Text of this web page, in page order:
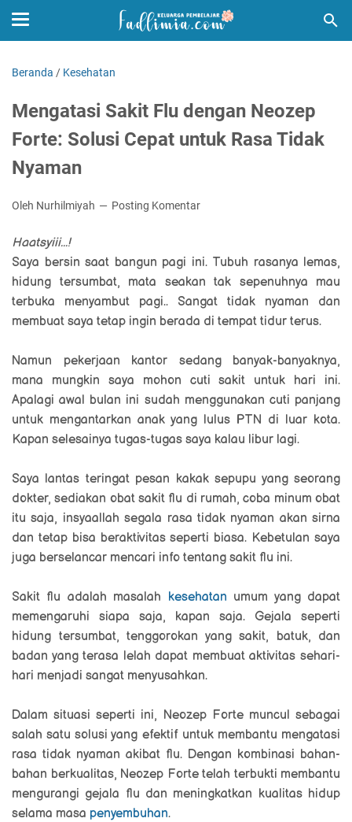
Beranda / Kesehatan
Mengatasi Sakit Flu dengan Neozep
Forte: Solusi Cepat untuk Rasa Tidak
Nyaman
Oleh Nurhilmiyah Posting Komentar
Haatsyiii...!
Saya bersin saat bangun pagi ini. Tubuh rasanya lemas,
hidung tersumbat, mata seakan tak sepenuhnya mau
terbuka menyambut pagi.. Sangat tidak nyaman dan
membuat saya tetap ingin berada di tempat tidur terus.
Namun pekerjaan kantor sedang banyak-banyaknya,
mana mungkin saya mohon cuti sakit untuk hari ini.
Apalagi awal bulan ini sudah menggunakan cuti panjang
untuk mengantarkan anak yang lulus PTN di luar kota.
Kapan selesainya tugas-tugas saya kalau libur lagi.
Saya lantas teringat pesan kakak sepupu yang seorang
dokter, sediakan obat sakit flu di rumah, coba minum obat
itu saja, insyaallah segala rasa tidak nyaman akan sirna
dan tetap bisa beraktivitas seperti biasa. Kebetulan saya
juga berselancar mencari info tentang sakit flu ini.
Sakit flu adalah masalah kesehatan umum yang dapat
memengaruhi siapa saja, kapan saja. Gejala seperti
hidung tersumbat, tenggorokan yang sakit, batuk, dan
badan yang terasa lelah dapat membuat aktivitas sehari-
hari menjadi sangat menyusahkan.
Dalam situasi seperti ini, Neozep Forte muncul sebagai
salah satu solusi yang efektif untuk membantu mengatasi
rasa tidak nyaman akibat flu. Dengan kombinasi bahan-
bahan berkualitas, Neozep Forte telah terbukti membantu
mengurangi gejala flu dan meningkatkan kualitas hidup
selama masa penyembuhan.